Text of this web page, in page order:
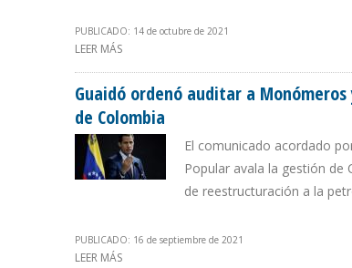
PUBLICADO: 14 de octubre de 2021
LEER MÁS
Guaidó ordenó auditar a
de Colombia
El comunicado acordado
Popular avala la gestión de
de reestructuración a la
PUBLICADO: 16 de septiembre de 2021
LEER MÁS